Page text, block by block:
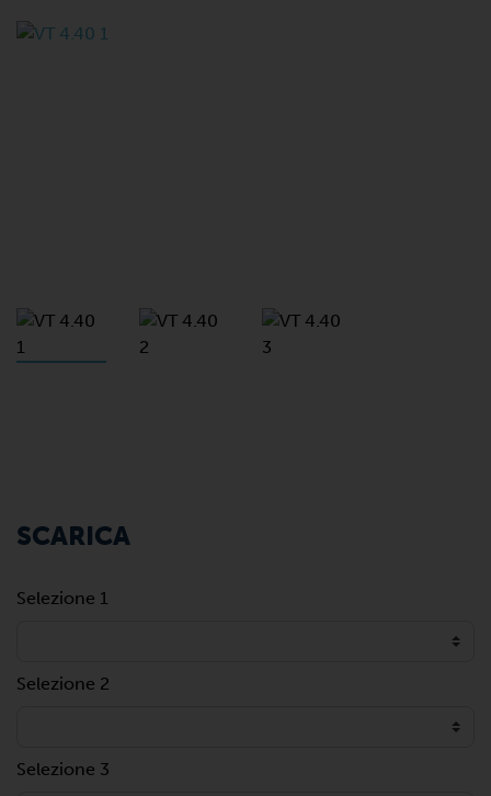
SCARICA
Selezione 1
Selezione 2
Selezione 3